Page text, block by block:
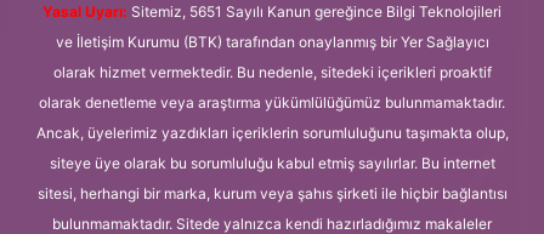
Yasal Uyarı: Sitemiz, 5651 Sayılı Kanun gereğince Bilgi Teknolojileri
ve İletişim Kurumu (BTK) tarafından onaylanmış bir Yer Sağlayıcı
olarak hizmet vermektedir. Bu nedenle, sitedeki içerikleri proaktif
olarak denetleme veya araştırma yükümlülüğümüz bulunmamaktadır.
Ancak, üyelerimiz yazdıkları içeriklerin sorumluluğunu taşımakta olup,
siteye üye olarak bu sorumluluğu kabul etmiş sayılırlar. Bu internet
sitesi, herhangi bir marka, kurum veya şahıs şirketi ile hiçbir bağlantısı
bulunmamaktadır. Sitede yalnızca kendi hazırladığımız makaleler